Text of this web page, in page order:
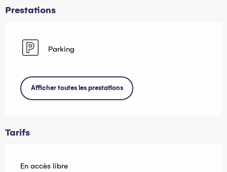
Prestations
Parking
Afficher toutes les prestations
Tarifs
En accès libre